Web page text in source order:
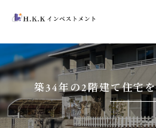
築34年の2階建て住宅